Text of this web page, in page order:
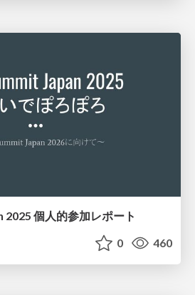
2025 個人的参加レポート
0 460